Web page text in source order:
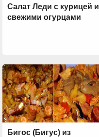
Салат Леди с курицей и
свежими огурцами
Бигос (Бигус) из